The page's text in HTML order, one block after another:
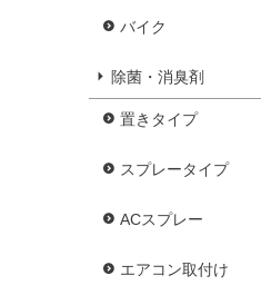
バイク
除菌・消臭剤
置きタイプ
スプレータイプ
ACスプレー
エアコン取付け